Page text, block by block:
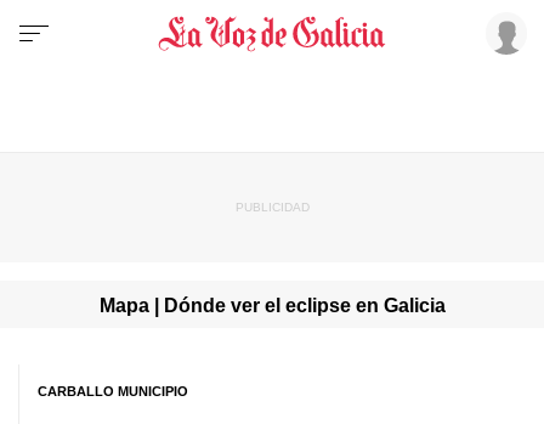
Mapa | Dónde ver el eclipse en Galicia
CARBALLO MUNICIPIO